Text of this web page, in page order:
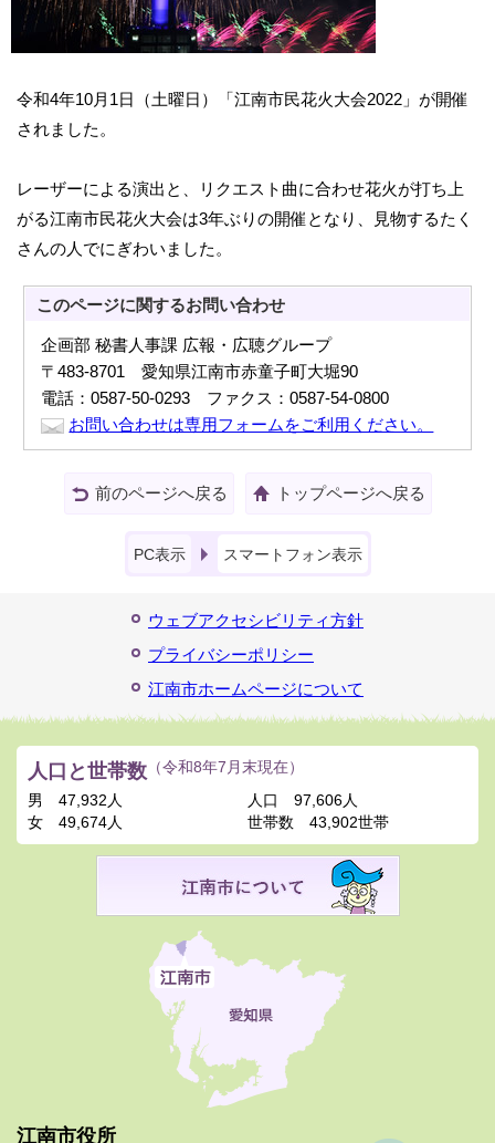
令和4年10月1日（土曜日）「江南市民花火大会2022」が開催
されました。
レーザーによる演出と、リクエスト曲に合わせ花火が打ち上
がる江南市民花火大会は3年ぶりの開催となり、見物するたく
さんの人でにぎわいました。
このページに関するお問い合わせ
企画部 秘書人事課 広報・広聴グループ
〒483-8701 愛知県江南市赤童子町大堀90
電話：0587-50-0293 ファクス：0587-54-0800
お問い合わせは専用フォームをご利用ください。
前のページへ戻る トップページへ戻る
PC表示 スマートフォン表示
ウェブアクセシビリティ方針
プライバシーポリシー
江南市ホームページについて
江南市役所
人口と世帯数 （令和8年7月末現在）
男
47,932人
女
49,674人
人口
97,606人
世帯数
43,902世帯